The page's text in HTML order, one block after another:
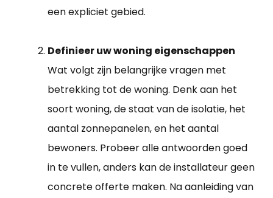
een expliciet gebied.
Definieer uw woning eigenschappen
Wat volgt zijn belangrijke vragen met
betrekking tot de woning. Denk aan het
soort woning, de staat van de isolatie, het
aantal zonnepanelen, en het aantal
bewoners. Probeer alle antwoorden goed
in te vullen, anders kan de installateur geen
concrete offerte maken. Na aanleiding van